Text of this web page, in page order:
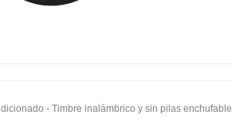
- Timbre inalámbrico y sin pilas enchufable